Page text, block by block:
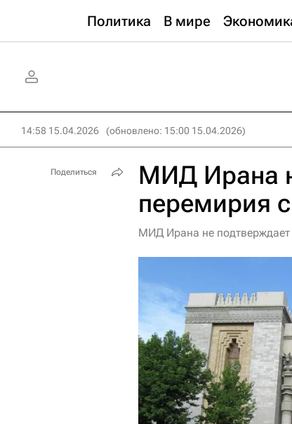
Политика В мире
14:58 15.04.2026 (обновлено: 15:00 15.04.2026)
МИД Ирана
перемирия
МИД Ирана не
Поделиться